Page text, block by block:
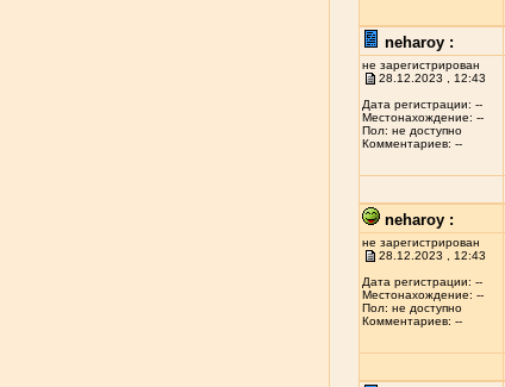
neharoy :
не зарегистрирован
28.12.2023 , 12:43
Дата регистрации: --
Местонахождение: --
Пол: не доступно
Комментариев: --
neharoy :
не зарегистрирован
28.12.2023 , 12:43
Дата регистрации: --
Местонахождение: --
Пол: не доступно
Комментариев: --